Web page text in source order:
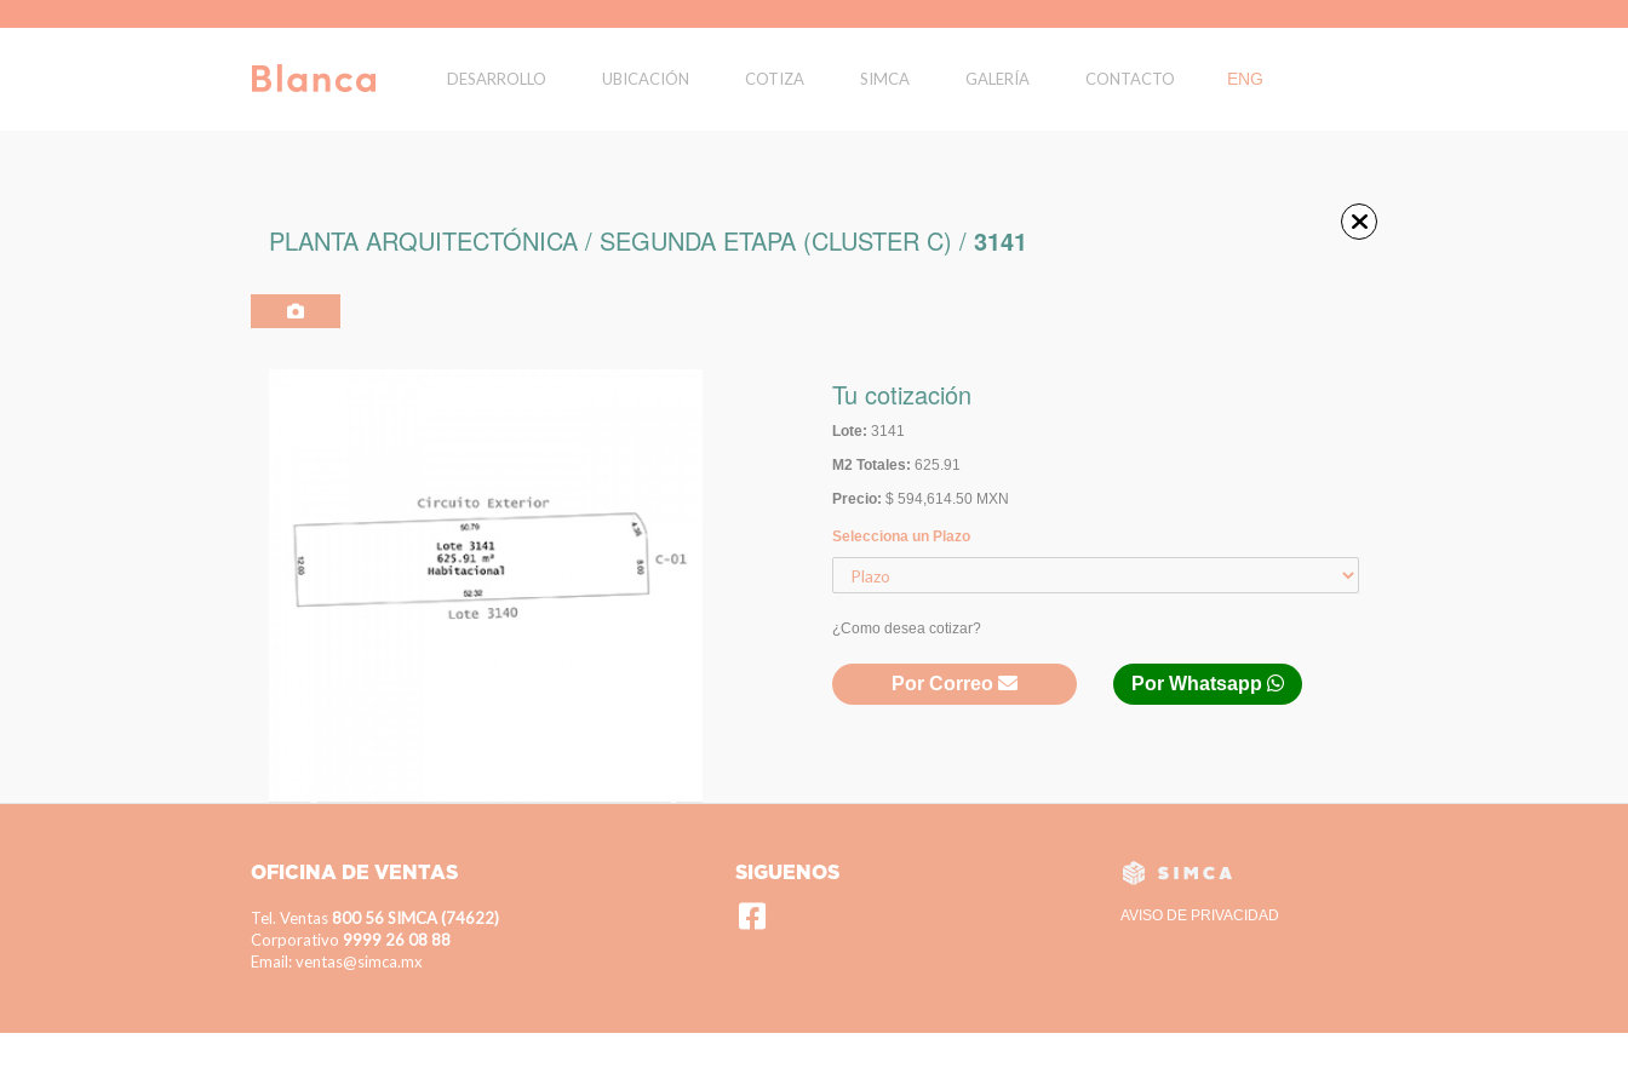
DESARROLLO UBICACIÓN COTIZA SIMCA GALERÍA CONTACTO ENG
PLANTA ARQUITECTÓNICA / SEGUNDA ETAPA (CLUSTER C) / 3141
Tu cotización
Lote: 3141
M2 Totales: 625.91
Precio: $ 594,614.50 MXN
Selecciona un Plazo
¿Como desea cotizar?
Por Correo Por Whatsapp
OFICINA DE VENTAS
Tel. Ventas 800 56 SIMCA (74622)
Corporativo 9999 26 08 88
Email: ventas@simca.mx
SIGUENOS
AVISO DE PRIVACIDAD